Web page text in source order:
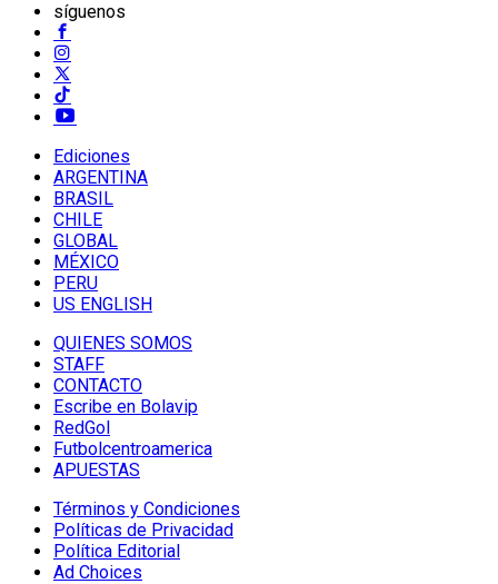
síguenos
Ediciones
ARGENTINA
BRASIL
CHILE
GLOBAL
MÉXICO
PERU
US ENGLISH
QUIENES SOMOS
STAFF
CONTACTO
Escribe en Bolavip
RedGol
Futbolcentroamerica
APUESTAS
Términos y Condiciones
Políticas de Privacidad
Política Editorial
Ad Choices